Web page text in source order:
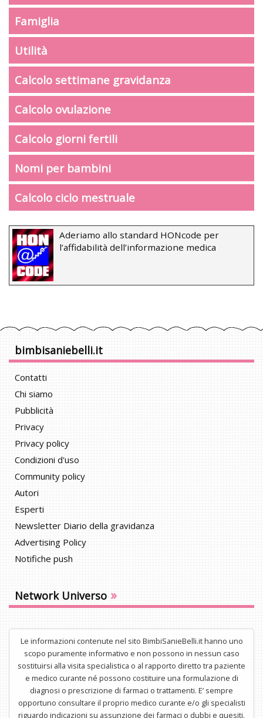
Famiglia
Utilità
Calcolo settimane gravidanza
Calcolo ovulazione
Calcolo giorni fertili
Nomi per bambini
Calcolo ciclo mestruale
Aderiamo allo standard HONcode per
l’affidabilità dell’informazione medica
bimbisaniebelli.it
Contatti
Chi siamo
Pubblicità
Privacy
Privacy policy
Condizioni d'uso
Community policy
Autori
Esperti
Newsletter Diario della gravidanza
Advertising Policy
Notifiche push
Network Universo »
Le informazioni contenute nel sito BimbiSanieBelli.it hanno uno
scopo puramente informativo e non possono in nessun caso
sostituirsi alla visita specialistica o al rapporto diretto tra paziente
e medico curante né possono costituire una formulazione di
diagnosi o prescrizione di farmaci o trattamenti. E’ sempre
opportuno consultare il proprio medico curante e/o gli specialisti
riguardo indicazioni su assunzione dei farmaci o dubbi e quesiti.